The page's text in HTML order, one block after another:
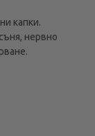
капки.
нервно